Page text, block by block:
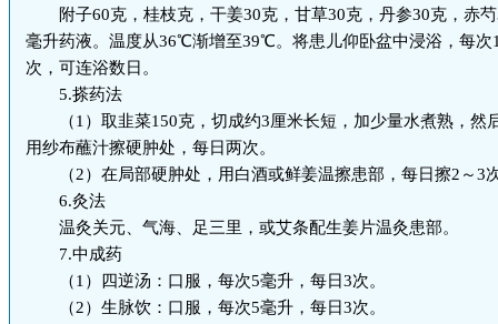
附子60克，桂枝克，干姜30克，甘草30克，丹参30克，赤芍
毫升药液。温度从36℃渐增至39℃。将患儿仰卧盆中浸浴，每次
次，可连浴数日。
5.搽药法
（1）取韭菜150克，切成约3厘米长短，加少量水煮熟，然
用纱布蘸汁擦硬肿处，每日两次。
（2）在局部硬肿处，用白酒或鲜姜温擦患部，每日擦2～3
6.灸法
温灸关元、气海、足三里，或艾条配生姜片温灸患部。
7.中成药
（1）四逆汤：口服，每次5毫升，每日3次。
（2）生脉饮：口服，每次5毫升，每日3次。